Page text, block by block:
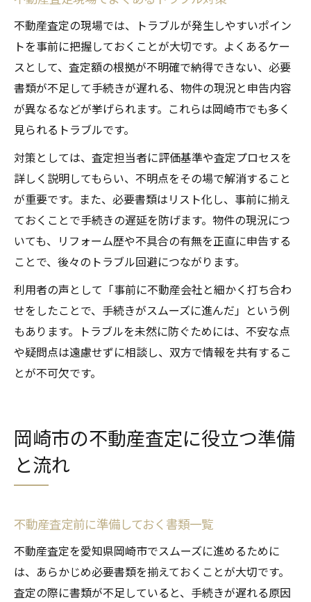
不動産査定の現場では、トラブルが発生しやすいポイン
トを事前に把握しておくことが大切です。よくあるケー
スとして、査定額の根拠が不明確で納得できない、必要
書類が不足して手続きが遅れる、物件の現況と申告内容
が異なるなどが挙げられます。これらは岡崎市でも多く
見られるトラブルです。
対策としては、査定担当者に評価基準や査定プロセスを
詳しく説明してもらい、不明点をその場で解消すること
が重要です。また、必要書類はリスト化し、事前に揃え
ておくことで手続きの遅延を防げます。物件の現況につ
いても、リフォーム歴や不具合の有無を正直に申告する
ことで、後々のトラブル回避につながります。
利用者の声として「事前に不動産会社と細かく打ち合わ
せをしたことで、手続きがスムーズに進んだ」という例
もあります。トラブルを未然に防ぐためには、不安な点
や疑問点は遠慮せずに相談し、双方で情報を共有するこ
とが不可欠です。
岡崎市の不動産査定に役立つ準備
と流れ
不動産査定前に準備しておく書類一覧
不動産査定を愛知県岡崎市でスムーズに進めるために
は、あらかじめ必要書類を揃えておくことが大切です。
査定の際に書類が不足していると、手続きが遅れる原因